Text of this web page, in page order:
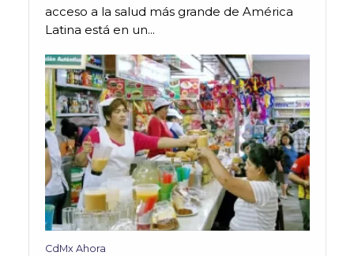
acceso a la salud más grande de América
Latina está en un...
CdMx Ahora